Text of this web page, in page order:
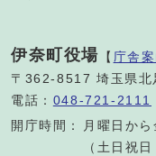
伊奈町役場 【 庁舎
〒362-8517 埼玉県北
電話： 048-721-2111
開庁時間：
月曜日か
（土日祝